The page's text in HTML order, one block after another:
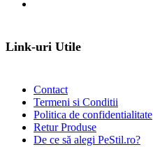
Link-uri Utile
Contact
Termeni si Conditii
Politica de confidentialitate
Retur Produse
De ce să alegi PeStil.ro?